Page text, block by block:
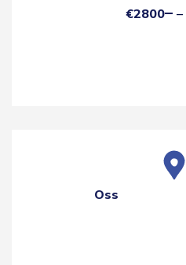
€2800
Oss